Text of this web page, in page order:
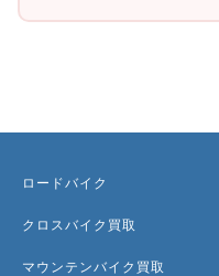
ロードバイク
クロスバイク買取
マウンテンバイク買取